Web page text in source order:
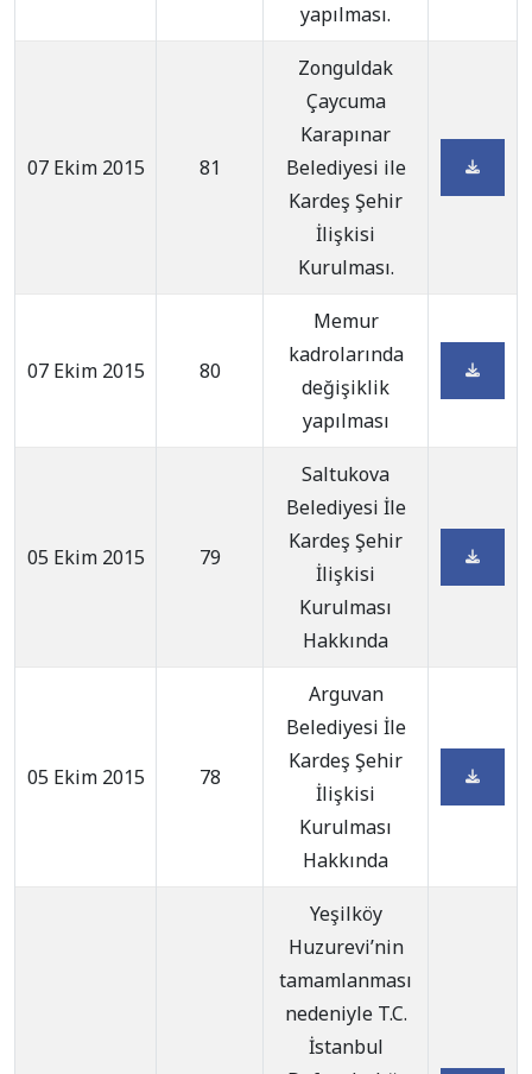
yapılması.
07 Ekim 2015 81
Zonguldak
Çaycuma
Karapınar
Belediyesi ile
Kardeş Şehir
İlişkisi
Kurulması.
07 Ekim 2015 80
Memur
kadrolarında
değişiklik
yapılması
05 Ekim 2015 79
Saltukova
Belediyesi İle
Kardeş Şehir
İlişkisi
Kurulması
Hakkında
05 Ekim 2015 78
Arguvan
Belediyesi İle
Kardeş Şehir
İlişkisi
Kurulması
Hakkında
Yeşilköy
Huzurevi’nin
tamamlanması
nedeniyle T.C.
İstanbul